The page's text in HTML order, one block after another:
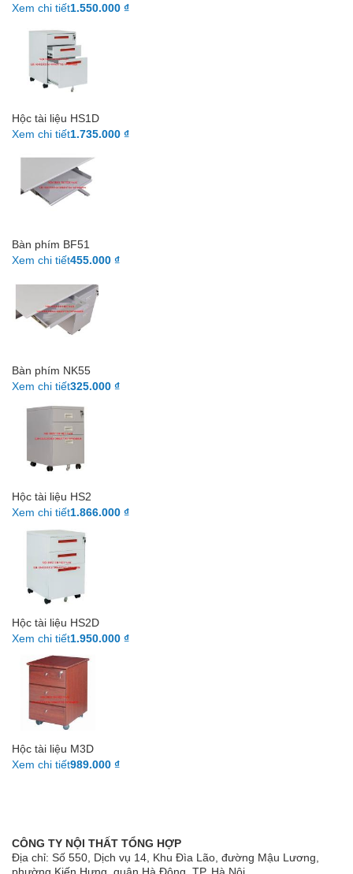
Xem chi tiết1.550.000 ₫
Hộc tài liệu HS1D
Xem chi tiết1.735.000 ₫
Bàn phím BF51
Xem chi tiết455.000 ₫
Bàn phím NK55
Xem chi tiết325.000 ₫
Hộc tài liệu HS2
Xem chi tiết1.866.000 ₫
Hộc tài liệu HS2D
Xem chi tiết1.950.000 ₫
Hộc tài liệu M3D
Xem chi tiết989.000 ₫
CÔNG TY NỘI THẤT TỔNG HỢP
Địa chỉ: Số 550, Dịch vụ 14, Khu Đìa Lão, đường Mậu Lương,